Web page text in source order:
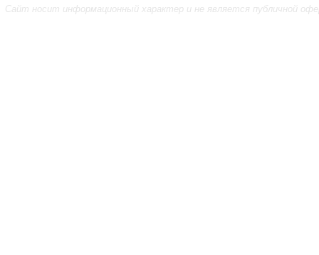
Сайт носит информационный характер и не является публичной